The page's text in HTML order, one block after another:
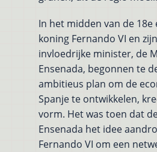
In het midden van de 18e
koning Fernando VI en
invloedrijke minister, de
Ensenada, begonnen te
ambitieus plan om de
Spanje te ontwikkelen,
vorm. Het was toen dat
Ensenada het idee
Fernando VI om een